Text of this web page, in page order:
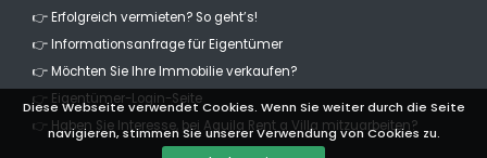
Diese Webseite verwendet Cookies. Wenn Sie weiter durch die Seite
navigieren, stimmen Sie unserer Verwendung von Cookies zu.
👉 Erfolgreich vermieten? So geht’s!
👉 Informationsanfrage für Eigentümer
👉 Möchten Sie Ihre Immobilie verkaufen?
👉 Eigentümer-Login-Seite
👉 Haben Sie Interesse, bei Aguila Rent a Villa mitzuarbeiten?